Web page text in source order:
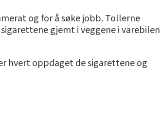
og for å søke jobb. Tollerne
gjemt i veggene i varebilen
hvert oppdaget de sigarettene og